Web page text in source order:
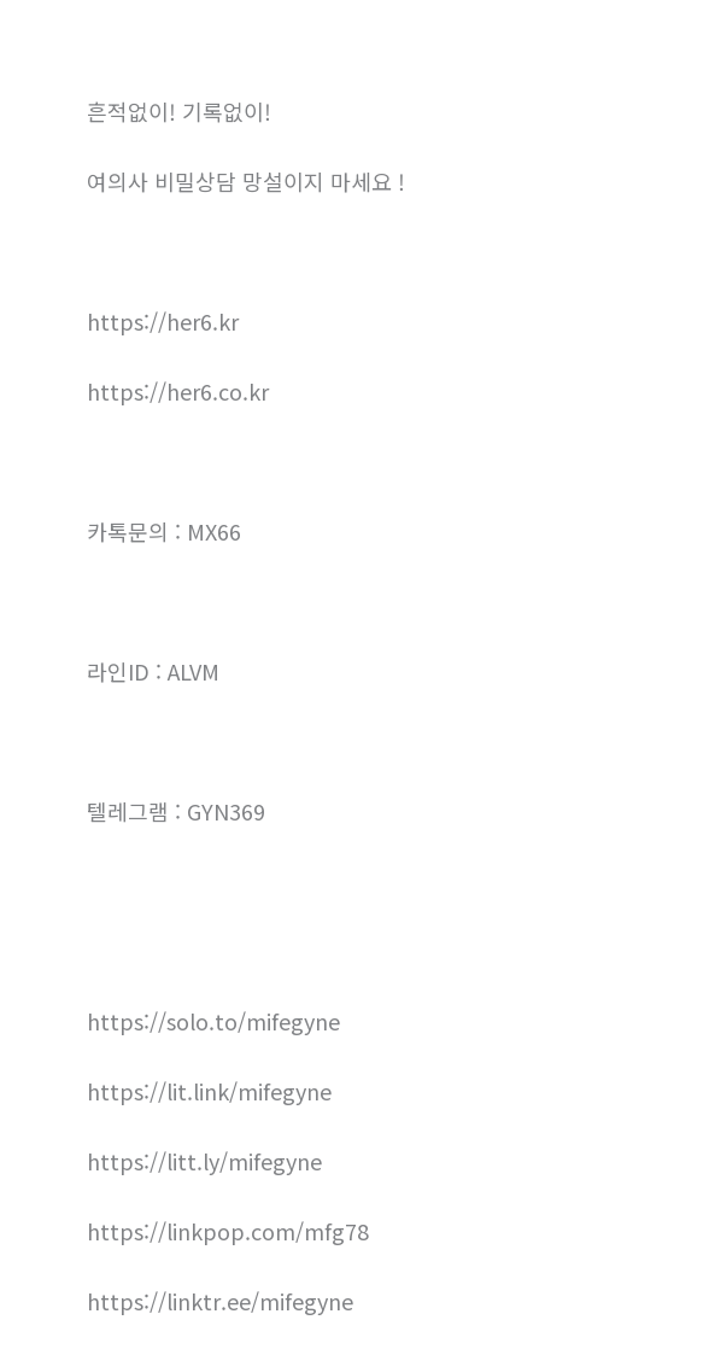
흔적없이! 기록없이!
여의사 비밀상담 망설이지 마세요 !
https://her6.kr
https://her6.co.kr
카톡문의 : MX66
라인ID : ALVM
텔레그램 : GYN369
https://solo.to/mifegyne
https://lit.link/mifegyne
https://litt.ly/mifegyne
https://linkpop.com/mfg78
https://linktr.ee/mifegyne